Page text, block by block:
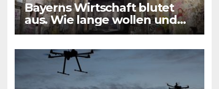
Bayerns Wirtschaft blutet
aus. Wie lange wollen und
können wir uns den
noch leisten?